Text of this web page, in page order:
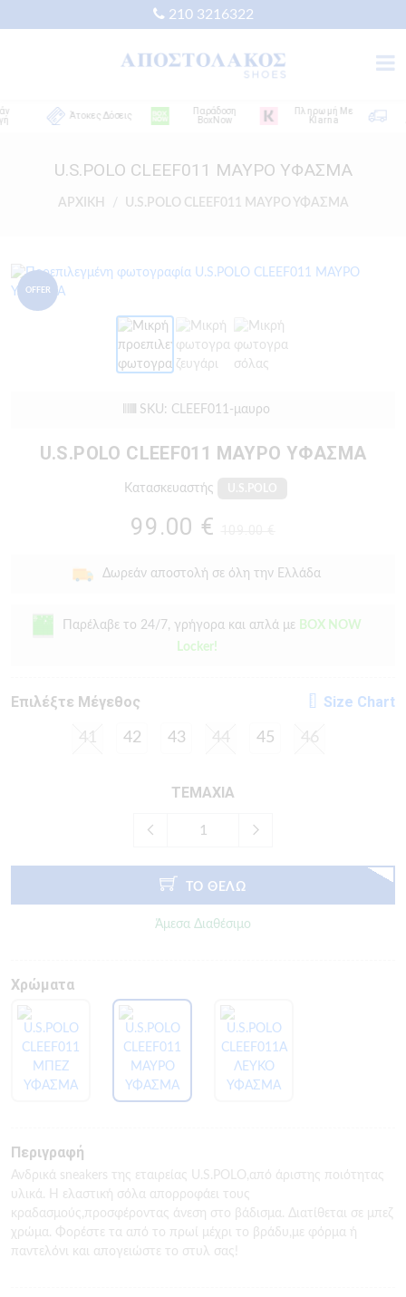
210 3216322
Άτοκες Δόσεις
Παράδοση
BoxNow
Πληρωμή Με
Klarna
U.S.POLO CLEEF011 ΜΑΥΡΟ ΥΦΑΣΜΑ
ΑΡΧΙΚΗ U.S.POLO CLEEF011 ΜΑΥΡΟ ΥΦΑΣΜΑ
OFFER
SKU: CLEEF011-μαυρο
U.S.POLO CLEEF011 ΜΑΥΡΟ ΥΦΑΣΜΑ
Κατασκευαστής
99.00 €
Δωρεάν αποστολή σε όλη την Ελλάδα
Παρέλαβε το 24/7, γρήγορα και απλά με BOX NOW
Locker!
Eπιλέξτε Μέγεθος Size Chart
41 42 43 44 45 46
ΤΕΜΑΧΙΑ
ΤΟ ΘΕΛΩ
Άμεσα Διαθέσιμο
Χρώματα
Περιγραφή
Ανδρικά sneakers της εταιρείας U.S.POLO,από άριστης ποιότητας
υλικά. Η ελαστική σόλα απορροφάει τους
κραδασμούς,προσφέροντας άνεση στο βάδισμα. Διατίθεται σε μπεζ
χρώμα. Φορέστε τα από το πρωί μέχρι το βράδυ,με φόρμα ή
παντελόνι και απογειώστε το στυλ σας!